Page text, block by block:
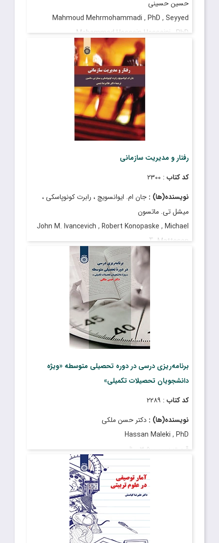
حسین حسینی
Mahmoud Mehrmohammadi , PhD , Seyyed
Mohammad Hossein Hosseini , PhD
: شهریور ۱۴۰۴
رفتار و مدیریت سازمانی
کد کتاب : ۲۳۰۰
نویسنده(ها) : جان ام. ایوانسویچ ، رابرت کونوپاسکی ،
میشل تی. ماتسون
John M. Ivancevich , Robert Konopaske , Michael
T. Matteson
دکتر غلامرضا شمس
Gholamreza Shams , PhD
: مهر ۱۳۹۸
برنامه‌‌ریزی درسی در دوره تحصیلی متوسطه «ویژه
دانشجویان تحصیلات تکمیلی»
کد کتاب : ۲۲۸۹
نویسنده(ها) : دکتر حسن ملکی
Hassan Maleki , PhD
قیمت: ۳٬۵۰۰٬۰۰۰ ریال